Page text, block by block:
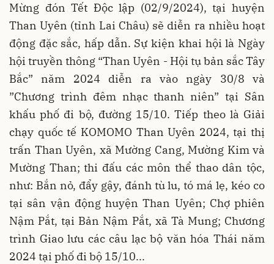
Mừng đón Tết Độc lập (02/9/2024), tại huyện
Than Uyên (tỉnh Lai Châu) sẽ diễn ra nhiều hoạt
động đặc sắc, hấp dẫn. Sự kiện khai hội là Ngày
hội truyền thông “Than Uyên - Hội tụ bản sắc Tây
Bắc” năm 2024 diễn ra vào ngày 30/8 và
”Chương trình đêm nhạc thanh niên” tại Sân
khấu phố đi bộ, đường 15/10. Tiếp theo là Giải
chạy quốc tế KOMOMO Than Uyên 2024, tại thị
trấn Than Uyên, xã Mường Cang, Mường Kim và
Mường Than; thi đấu các môn thể thao dân tộc,
như: Bắn nỏ, đẩy gậy, đánh tù lu, tó má lẹ, kéo co
tại sân vận động huyện Than Uyên; Chợ phiên
Nậm Pắt, tại Bản Nậm Pắt, xã Tà Mung; Chương
trình Giao lưu các câu lạc bộ văn hóa Thái năm
2024 tại phố đi bộ 15/10...